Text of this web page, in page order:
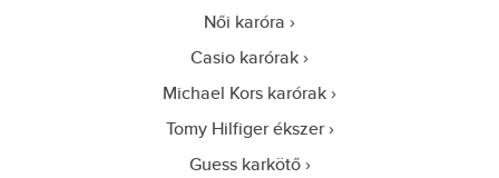
Női karóra
Casio karórak
Michael Kors karórak
Tomy Hilfiger ékszer
Guess karkötő